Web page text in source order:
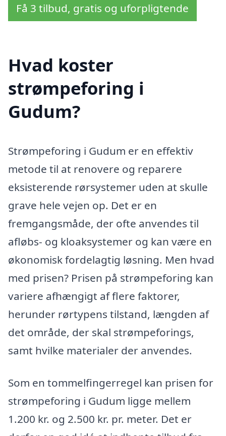
Få 3 tilbud, gratis og uforpligtende
Hvad koster
strømpeforing i
Gudum?
Strømpeforing i Gudum er en effektiv
metode til at renovere og reparere
eksisterende rørsystemer uden at skulle
grave hele vejen op. Det er en
fremgangsmåde, der ofte anvendes til
afløbs- og kloaksystemer og kan være en
økonomisk fordelagtig løsning. Men hvad
med prisen? Prisen på strømpeforing kan
variere afhængigt af flere faktorer,
herunder rørtypens tilstand, længden af
det område, der skal strømpeforings,
samt hvilke materialer der anvendes.
Som en tommelfingerregel kan prisen for
strømpeforing i Gudum ligge mellem
1.200 kr. og 2.500 kr. pr. meter. Det er